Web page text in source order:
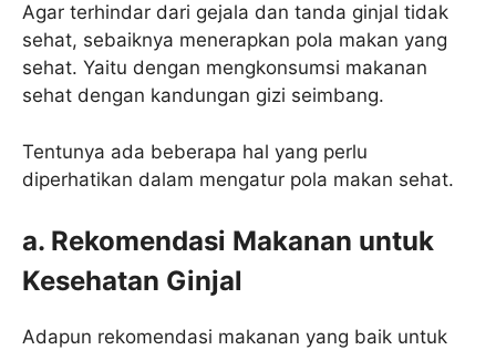
Agar terhindar dari gejala dan tanda ginjal tidak
sehat, sebaiknya menerapkan pola makan yang
sehat. Yaitu dengan mengkonsumsi makanan
sehat dengan kandungan gizi seimbang.
Tentunya ada beberapa hal yang perlu
diperhatikan dalam mengatur pola makan sehat.
a. Rekomendasi Makanan untuk
Kesehatan Ginjal
Adapun rekomendasi makanan yang baik untuk